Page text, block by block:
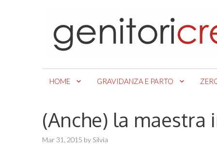
HOME GRAVIDANZA E PARTO
(Anche) la maestra
Mar 31, 2015 by Silvia